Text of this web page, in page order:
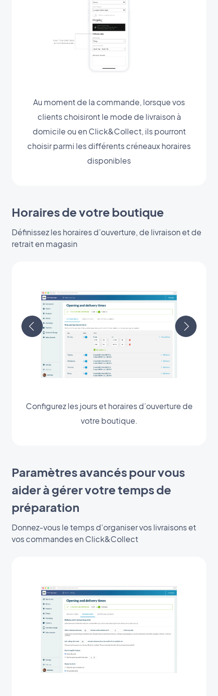
Au moment de la commande, lorsque vos
clients choisiront le mode de livraison à
domicile ou en Click&Collect, ils pourront
choisir parmi les différents créneaux horaires
disponibles
Horaires de votre boutique
Définissez les horaires d’ouverture, de livraison et de
retrait en magasin
Configurez les jours et horaires d’ouverture de
votre boutique.
Paramètres avancés pour vous
aider à gérer votre temps de
préparation
Donnez-vous le temps d'organiser vos livraisons et
vos commandes en Click&Collect